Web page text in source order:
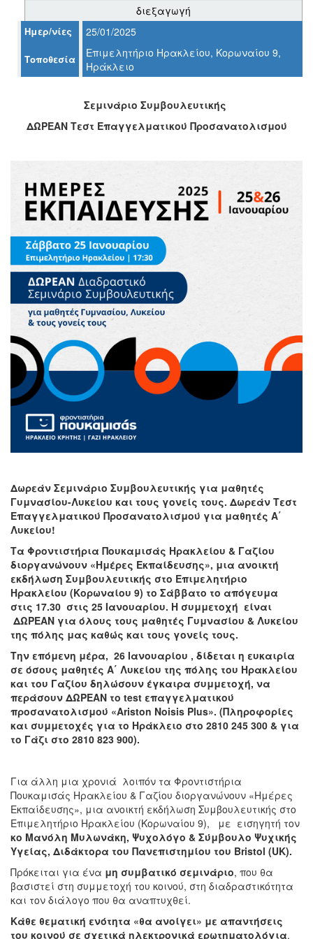
διεξαγωγή
Ημερ/νίες 25/01/2025
Τοποθεσία
Επιμελητήριο Ηρακλείου, Κορωναίου 9,
Ηράκλειο
Σεμινάριο Συμβουλευτικής
ΔΩΡΕΑΝ Τεστ Επαγγελματικού Προσανατολισμού
Δωρεάν Σεμινάριο Συμβουλευτικής για μαθητές
Γυμνασίου-Λυκείου και τους γονείς τους. Δωρεάν Τεστ
Επαγγελματικού Προσανατολισμού για μαθητές Α΄
Λυκείου!
Τα Φροντιστήρια Πουκαμισάς Ηρακλείου & Γαζίου
διοργανώνουν «Ημέρες Εκπαίδευσης», μια ανοικτή
εκδήλωση Συμβουλευτικής στο Επιμελητήριο
Ηρακλείου (Κορωναίου 9) το Σάββατο το απόγευμα
στις 17.30 στις 25 Ιανουαρίου. Η συμμετοχή είναι
ΔΩΡΕΑΝ για όλους τους μαθητές Γυμνασίου & Λυκείου
της πόλης μας καθώς και τους γονείς τους.
Την επόμενη μέρα, 26 Ιανουαρίου , δίδεται η ευκαιρία
σε όσους μαθητές A΄ Λυκείου της πόλης του Ηρακλείου
και του Γαζίου δηλώσουν έγκαιρα συμμετοχή, να
περάσουν ΔΩΡΕΑΝ το test επαγγελματικού
προσανατολισμού «Ariston Noisis Plus». (Πληροφορίες
και συμμετοχές για το Ηράκλειο στο 2810 245 300 & για
το Γάζι στο 2810 823 900).
Για άλλη μια χρονιά λοιπόν τα Φροντιστήρια
Πουκαμισάς Ηρακλείου & Γαζίου διοργανώνουν «Ημέρες
Εκπαίδευσης», μια ανοικτή εκδήλωση Συμβουλευτικής στο
Επιμελητήριο Ηρακλείου (Κορωναίου 9), με εισηγητή τον
κο Μανόλη Μυλωνάκη, Ψυχολόγο & Σύμβουλο Ψυχικής
Υγείας, Διδάκτορα του Πανεπιστημίου του Bristol (UK).
Πρόκειται για ένα μη συμβατικό σεμινάριο, που θα
βασιστεί στη συμμετοχή του κοινού, στη διαδραστικότητα
και τον διάλογο που θα αναπτυχθεί.
Κάθε θεματική ενότητα «θα ανοίγει» με απαντήσεις
του κοινού σε σχετικά ηλεκτρονικά ερωτηματολόγια,